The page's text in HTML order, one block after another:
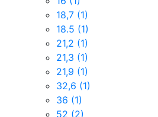
18,7 (1)
18.5 (1)
21,2 (1)
21,3 (1)
21,9 (1)
32,6 (1)
36 (1)
52 (2)